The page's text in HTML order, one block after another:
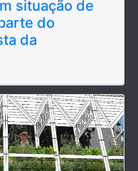
situação de
do
da